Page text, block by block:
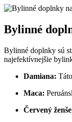
Bylinné
Bylinné doplnky sú
najefektívnejšie
Damiana:
Maca:
Červený